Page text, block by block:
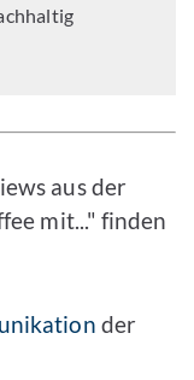
aus der
mit..." finden
der